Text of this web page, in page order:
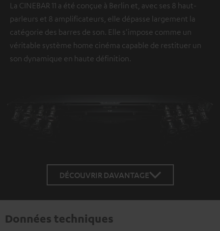
La CINEBAR 11 a été conçue à Berlin et, avec ses 8 haut-
parleurs et 8 amplificateurs, elle dépasse largement la
catégorie des barres de son. Elle s'impose comme un
véritable système home cinéma capable de restituer un
son dynamique en haute définition.
DÉCOUVRIR DAVANTAGE
Données techniques